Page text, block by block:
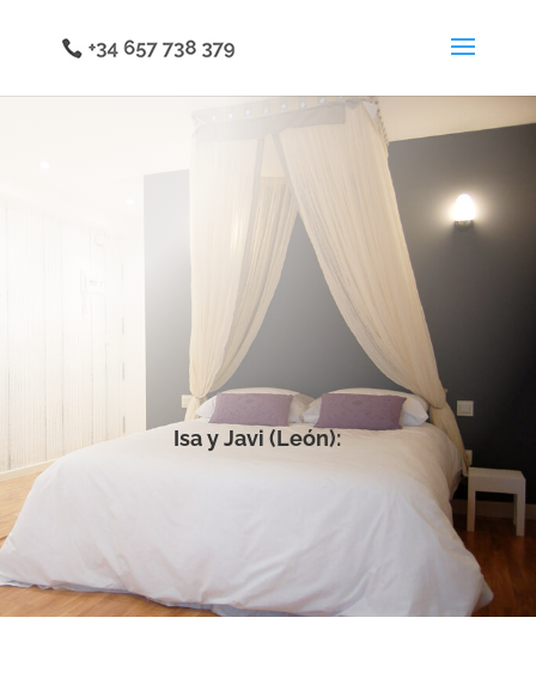
Isa y Javi (León):